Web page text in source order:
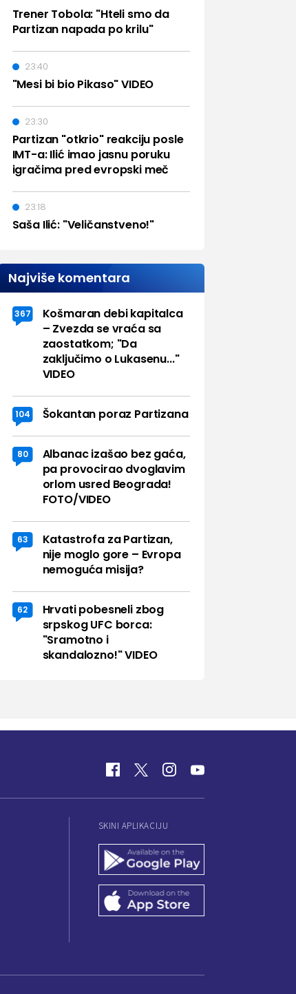
Trener Tobola: "Hteli smo da
Partizan napada po krilu"
"Mesi bi bio Pikaso" VIDEO
23:40
Partizan "otkrio" reakciju posle
IMT-a: Ilić imao jasnu poruku
igračima pred evropski meč
23:30
Saša Ilić: "Veličanstveno!"
23:18
Najviše komentara
367
Košmaran debi kapitalca
– Zvezda se vraća sa
zaostatkom; "Da
zaključimo o Lukasenu..."
VIDEO
104 Šokantan poraz Partizana
80
Albanac izašao bez gaća,
pa provocirao dvoglavim
orlom usred Beograda!
FOTO/VIDEO
63
Katastrofa za Partizan,
nije moglo gore – Evropa
nemoguća misija?
62
Hrvati pobesneli zbog
srpskog UFC borca:
"Sramotno i
skandalozno!" VIDEO
SKINI APLIKACIJU